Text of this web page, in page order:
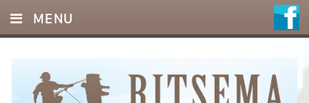
MENU
DIENSTEN